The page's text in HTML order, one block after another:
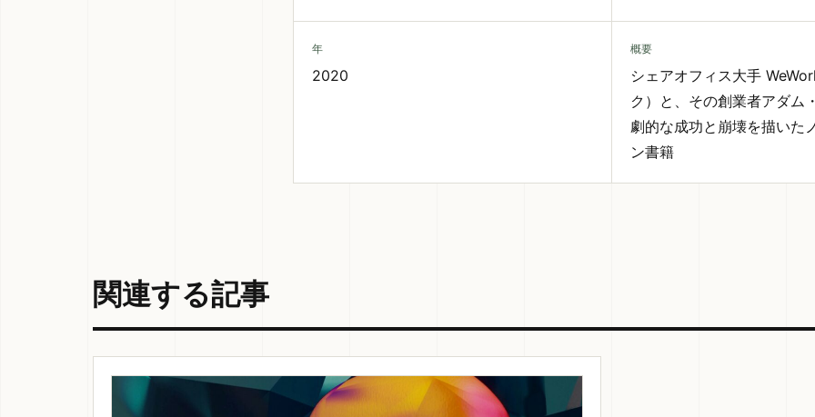
年
2020
概要
シェアオフィス大手
ク）と、その創業者アダム
劇的な成功と崩壊を描いた
ン書籍
関連する記事